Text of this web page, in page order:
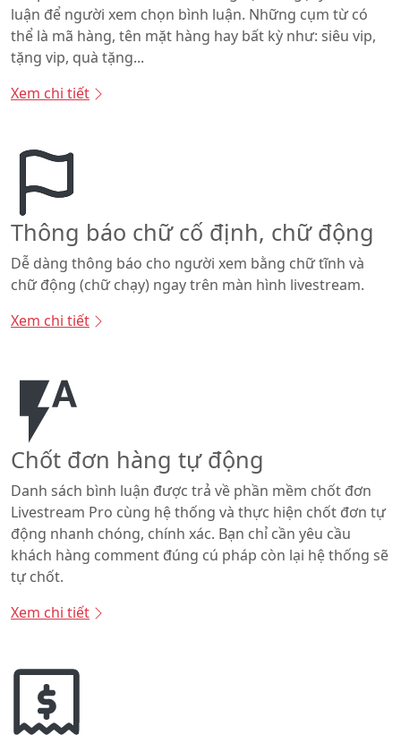
luận để người xem chọn bình luận. Những cụm từ có
thể là mã hàng, tên mặt hàng hay bất kỳ như: siêu vip,
tặng vip, quà tặng...
Xem chi tiết
Thông báo chữ cố định, chữ động
Dễ dàng thông báo cho người xem bằng chữ tĩnh và
chữ động (chữ chạy) ngay trên màn hình livestream.
Xem chi tiết
Chốt đơn hàng tự động
Danh sách bình luận được trả về phần mềm chốt đơn
Livestream Pro cùng hệ thống và thực hiện chốt đơn tự
động nhanh chóng, chính xác. Bạn chỉ cần yêu cầu
khách hàng comment đúng cú pháp còn lại hệ thống sẽ
tự chốt.
Xem chi tiết